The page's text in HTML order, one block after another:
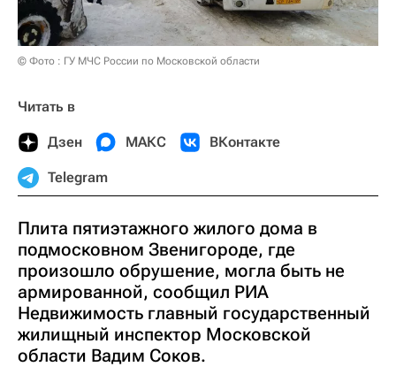
© Фото : ГУ МЧС России по Московской области
Читать в
Дзен МАКС ВКонтакте
Telegram
Плита пятиэтажного жилого дома в
подмосковном Звенигороде, где
произошло обрушение, могла быть не
армированной, сообщил РИА
Недвижимость главный государственный
жилищный инспектор Московской
области Вадим Соков.